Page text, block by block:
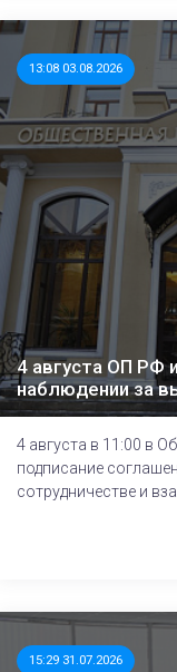
13:08 03.08.2026
4 августа ОП РФ
наблюдении за
4 августа в 11:00 в
подписание
сотрудничестве и
15:29 31.07.2026